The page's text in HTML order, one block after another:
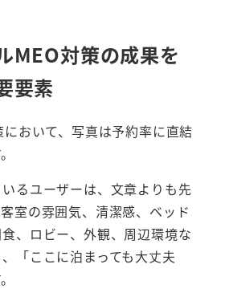
MEO対策の成果を
要素
おいて、写真は予約率に直結
るユーザーは、文章よりも先
室の雰囲気、清潔感、ベッド
、ロビー、外観、周辺環境な
「ここに泊まっても大丈夫